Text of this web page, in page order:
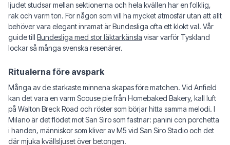
ljudet studsar mellan sektionerna och hela kvällen har en folklig,
rak och varm ton. För någon som vill ha mycket atmosfär utan att allt
behöver vara elegant inramat är Bundesliga ofta ett klokt val. Vår
guide till Bundesliga med stor läktarkänsla visar varför Tyskland
lockar så många svenska resenärer.
Ritualerna före avspark
Många av de starkaste minnena skapas före matchen. Vid Anfield
kan det vara en varm Scouse pie från Homebaked Bakery, kall luft
på Walton Breck Road och röster som börjar hitta samma melodi. I
Milano är det flödet mot San Siro som fastnar: panini con porchetta
i handen, människor som kliver av M5 vid San Siro Stadio och det
där mjuka kvällsljuset över betongen.